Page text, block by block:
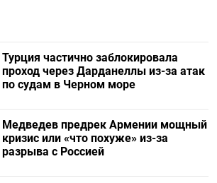
Турция частично заблокировала
проход через Дарданеллы из-за атак
по судам в Черном море
Медведев предрек Армении мощный
кризис или «что похуже» из-за
разрыва с Россией